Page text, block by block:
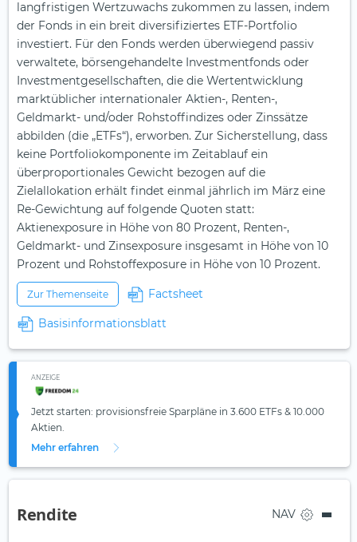
langfristigen Wertzuwachs zukommen zu lassen, indem
der Fonds in ein breit diversifiziertes ETF-Portfolio
investiert. Für den Fonds werden überwiegend passiv
verwaltete, börsengehandelte Investmentfonds oder
Investmentgesellschaften, die die Wertentwicklung
marktüblicher internationaler Aktien-, Renten-,
Geldmarkt- und/oder Rohstoffindizes oder Zinssätze
abbilden (die „ETFs“), erworben. Zur Sicherstellung, dass
keine Portfoliokomponente im Zeitablauf ein
überproportionales Gewicht bezogen auf die
Zielallokation erhält findet einmal jährlich im März eine
Re-Gewichtung auf folgende Quoten statt:
Aktienexposure in Höhe von 80 Prozent, Renten-,
Geldmarkt- und Zinsexposure insgesamt in Höhe von 10
Prozent und Rohstoffexposure in Höhe von 10 Prozent.
Zur Themenseite Factsheet
Basisinformationsblatt
ANZEIGE
Jetzt starten: provisionsfreie Sparpläne in 3.600 ETFs & 10.000
Aktien.
Mehr erfahren
Rendite NAV